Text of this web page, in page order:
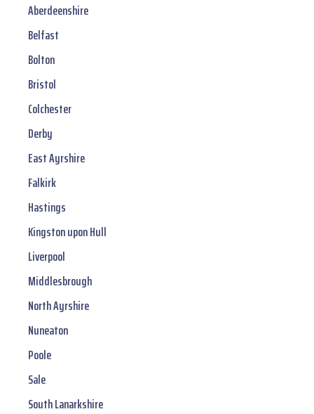
Aberdeenshire
Belfast
Bolton
Bristol
Colchester
Derby
East Ayrshire
Falkirk
Hastings
Kingston upon Hull
Liverpool
Middlesbrough
North Ayrshire
Nuneaton
Poole
Sale
South Lanarkshire